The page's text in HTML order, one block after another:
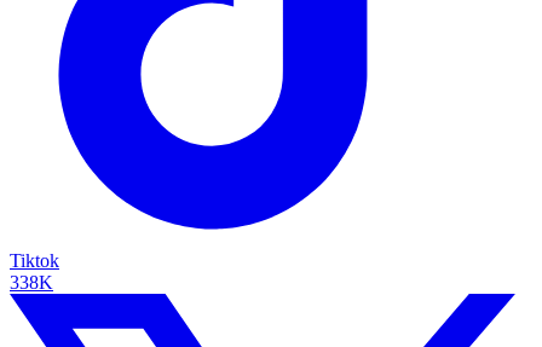
Tiktok
338K